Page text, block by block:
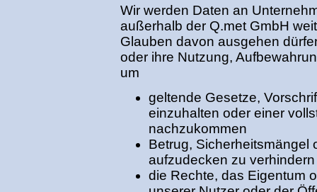
Wir werden Daten an
außerhalb der Q.met GmbH
Glauben davon ausgehen
oder ihre Nutzung,
um
geltende Gesetze,
einzuhalten oder einer
nachzukommen
Betrug, Sicherheitsmängel
aufzudecken zu
die Rechte, das Eigentum